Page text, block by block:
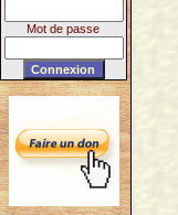
Mot de passe